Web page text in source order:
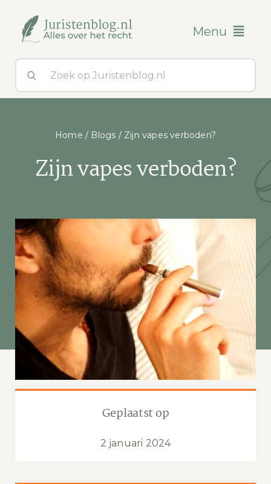
inhoud
Menu
Blogs
naar:
Home / Blogs / Zijn vapes verboden?
Zijn vapes verboden?
Geplaatst op
2 januari 2024